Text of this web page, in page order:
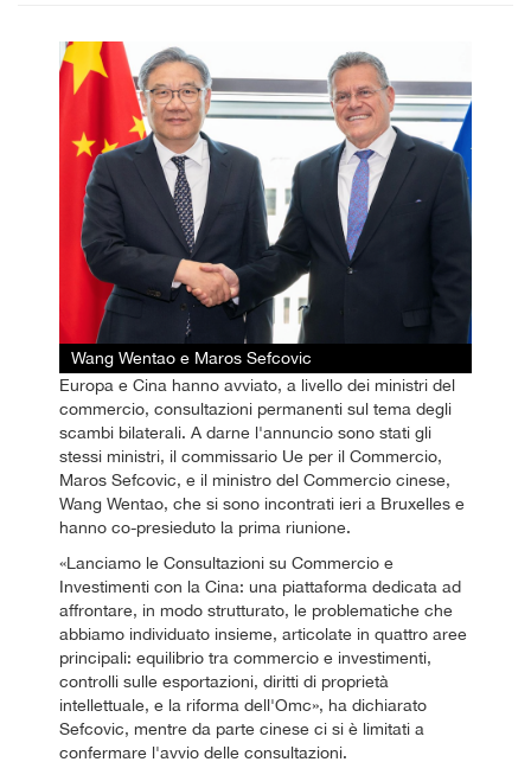
Wang Wentao e Maros Sefcovic
Europa e Cina hanno avviato, a livello dei ministri del
commercio, consultazioni permanenti sul tema degli
scambi bilaterali. A darne l'annuncio sono stati gli
stessi ministri, il commissario Ue per il Commercio,
Maros Sefcovic, e il ministro del Commercio cinese,
Wang Wentao, che si sono incontrati ieri a Bruxelles e
hanno co-presieduto la prima riunione.
«Lanciamo le Consultazioni su Commercio e
Investimenti con la Cina: una piattaforma dedicata ad
affrontare, in modo strutturato, le problematiche che
abbiamo individuato insieme, articolate in quattro aree
principali: equilibrio tra commercio e investimenti,
controlli sulle esportazioni, diritti di proprietà
intellettuale, e la riforma dell'Omc», ha dichiarato
Sefcovic, mentre da parte cinese ci si è limitati a
confermare l'avvio delle consultazioni.